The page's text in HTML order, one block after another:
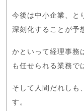
今後は中小企業、と
深刻化することが予
かといって経理事務
も任せられる業務で
そして人間だれしも
す。